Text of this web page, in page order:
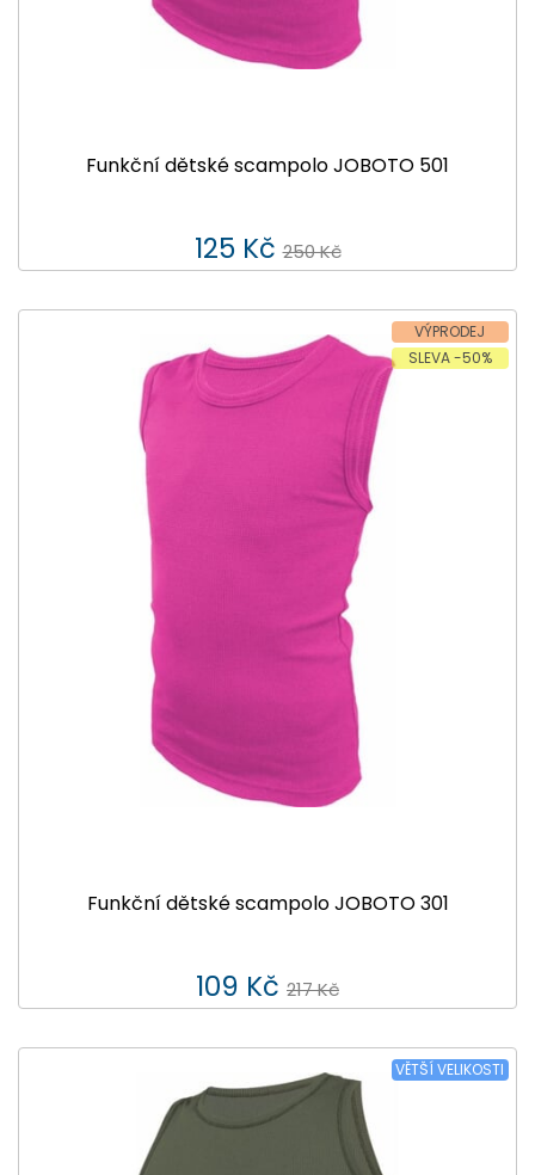
Funkční dětské scampolo JOBOTO 501
125 Kč 250 Kč
VÝPRODEJ
SLEVA -50%
Funkční dětské scampolo JOBOTO 301
109 Kč 217 Kč
VĚTŠÍ VELIKOSTI